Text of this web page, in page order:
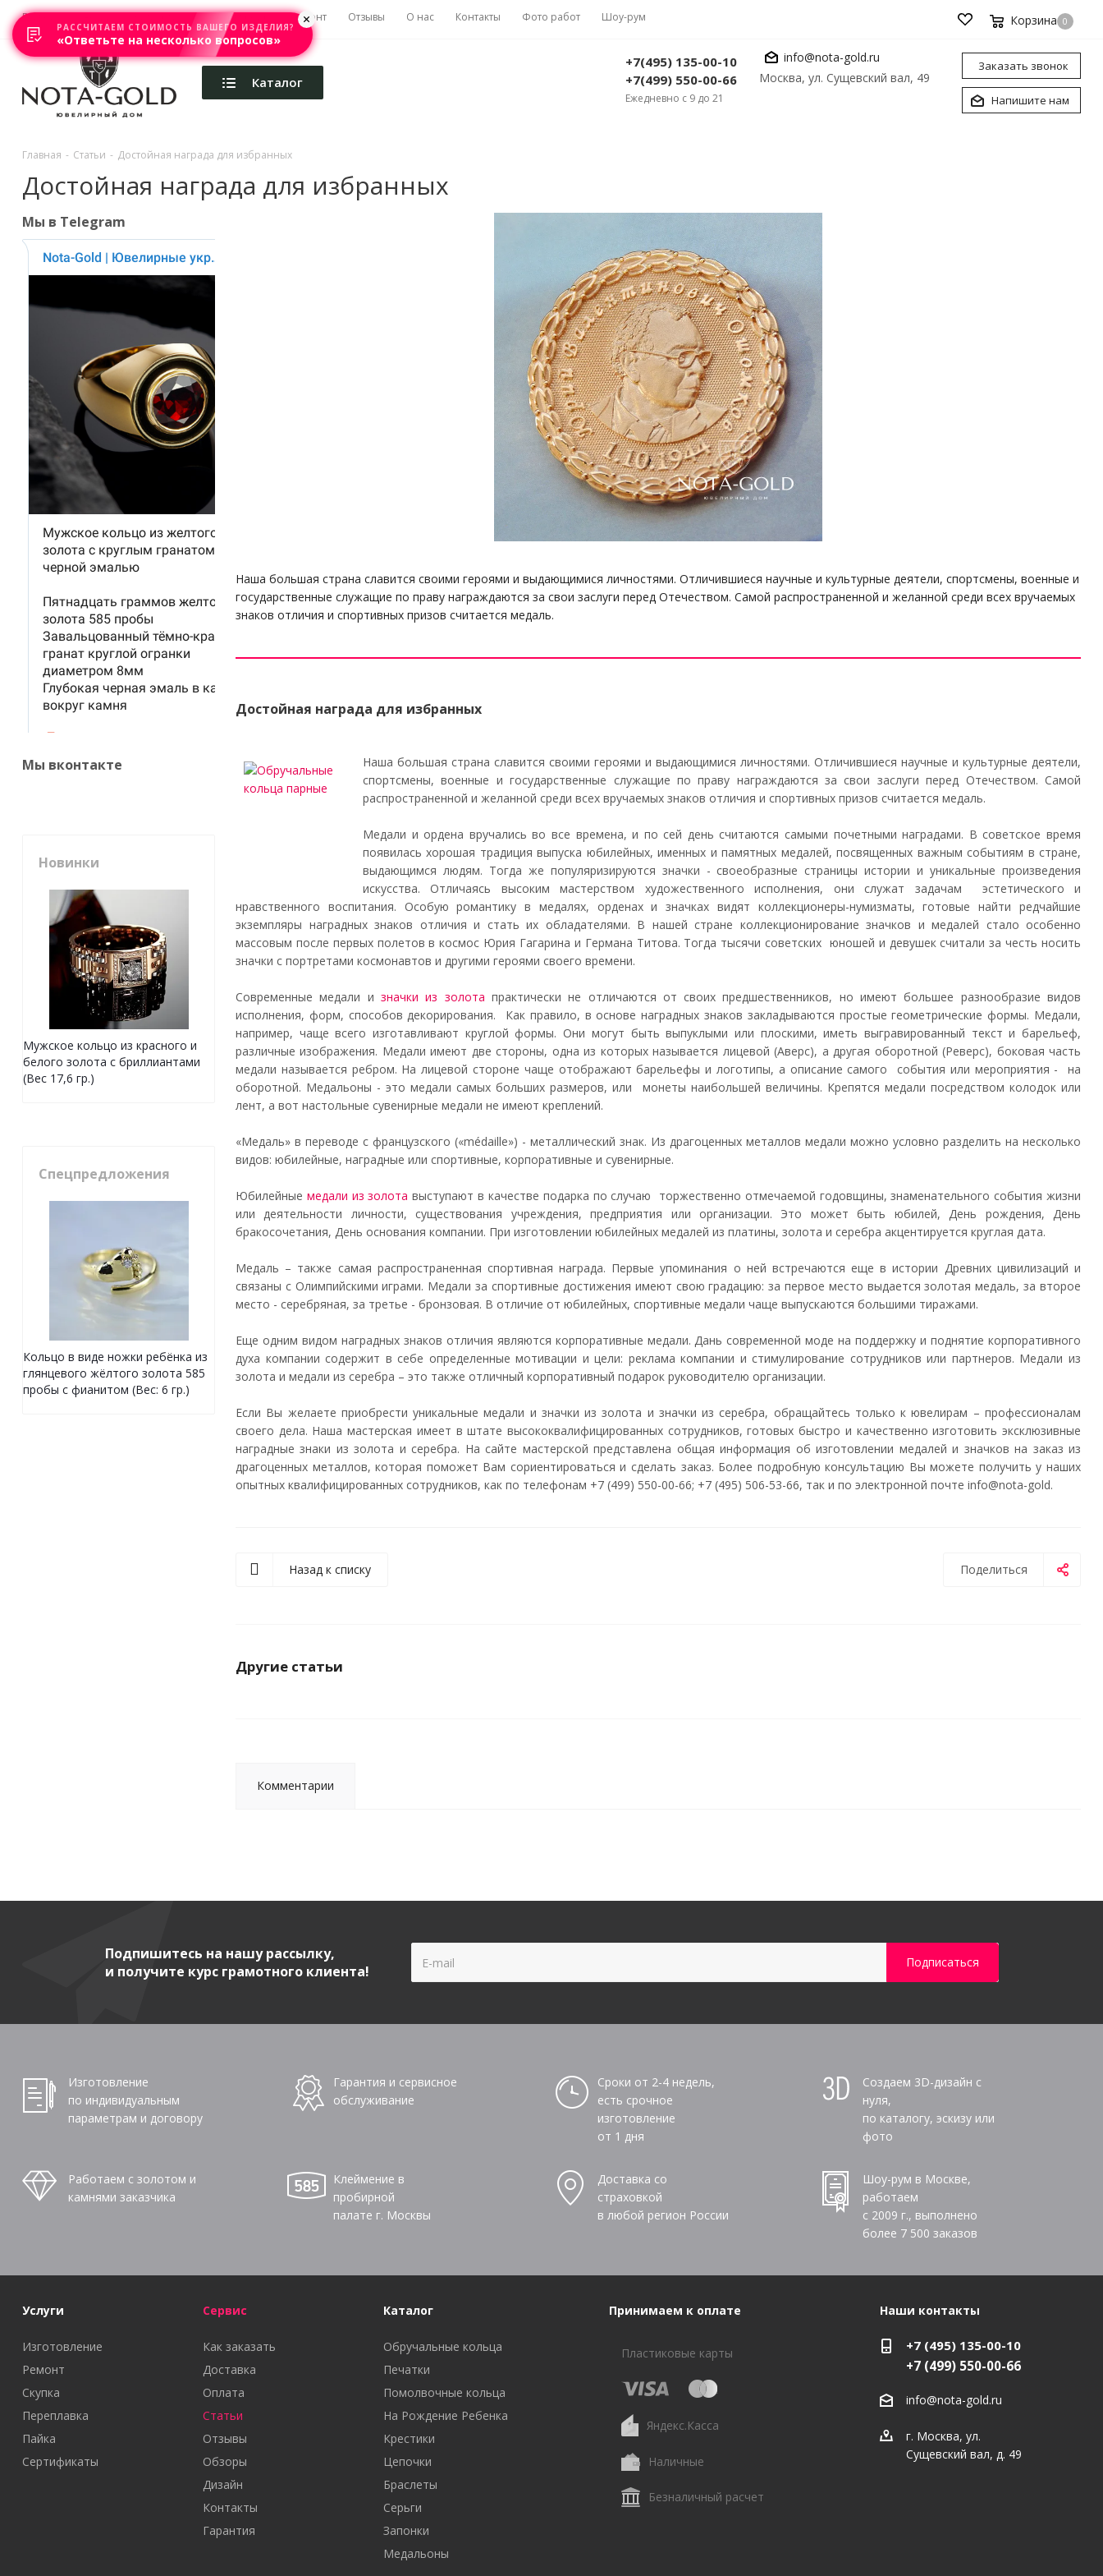
Главная Акции Каталоги Изготовление Ремонт Отзывы О нас Контакты Фото работ Шоу-рум Корзина 0
Каталог
+7(495) 135-00-10
+7(499) 550-00-66
Ежедневно с 9 до 21
info@nota-gold.ru
Москва, ул. Сущевский вал, 49
Заказать звонок
Напишите нам
Главная - Статьи - Достойная награда для избранных
Достойная награда для избранных
Наша большая страна славится своими героями и выдающимися личностями. Отличившиеся научные и культурные деятели, спортсмены, военные и
государственные служащие по праву награждаются за свои заслуги перед Отечеством. Самой распространенной и желанной среди всех вручаемых
знаков отличия и спортивных призов считается медаль.
Достойная награда для избранных
Наша большая страна славится своими героями и выдающимися личностями. Отличившиеся научные и культурные деятели,
спортсмены, военные и государственные служащие по праву награждаются за свои заслуги перед Отечеством. Самой
распространенной и желанной среди всех вручаемых знаков отличия и спортивных призов считается медаль.
Медали и ордена вручались во все времена, и по сей день считаются самыми почетными наградами. В советское время
появилась хорошая традиция выпуска юбилейных, именных и памятных медалей, посвященных важным событиям в стране,
выдающимся людям. Тогда же популяризируются значки - своеобразные страницы истории и уникальные произведения
искусства. Отличаясь высоким мастерством художественного исполнения, они служат задачам эстетического и
нравственного воспитания. Особую романтику в медалях, орденах и значках видят коллекционеры-нумизматы, готовые найти редчайшие
экземпляры наградных знаков отличия и стать их обладателями. В нашей стране коллекционирование значков и медалей стало особенно
массовым после первых полетов в космос Юрия Гагарина и Германа Титова. Тогда тысячи советских юношей и девушек считали за честь носить
значки с портретами космонавтов и другими героями своего времени.
Современные медали и значки из золота практически не отличаются от своих предшественников, но имеют большее разнообразие видов
исполнения, форм, способов декорирования. Как правило, в основе наградных знаков закладываются простые геометрические формы. Медали,
например, чаще всего изготавливают круглой формы. Они могут быть выпуклыми или плоскими, иметь выгравированный текст и барельеф,
различные изображения. Медали имеют две стороны, одна из которых называется лицевой (Аверс), а другая оборотной (Реверс), боковая часть
медали называется ребром. На лицевой стороне чаще отображают барельефы и логотипы, а описание самого события или мероприятия - на
оборотной. Медальоны - это медали самых больших размеров, или монеты наибольшей величины. Крепятся медали посредством колодок или
лент, а вот настольные сувенирные медали не имеют креплений.
«Медаль» в переводе с французского («médaille») - металлический знак. Из драгоценных металлов медали можно условно разделить на несколько
видов: юбилейные, наградные или спортивные, корпоративные и сувенирные.
Юбилейные медали из золота выступают в качестве подарка по случаю торжественно отмечаемой годовщины, знаменательного события жизни
или деятельности личности, существования учреждения, предприятия или организации. Это может быть юбилей, День рождения, День
бракосочетания, День основания компании. При изготовлении юбилейных медалей из платины, золота и серебра акцентируется круглая дата.
Медаль – также самая распространенная спортивная награда. Первые упоминания о ней встречаются еще в истории Древних цивилизаций и
связаны с Олимпийскими играми. Медали за спортивные достижения имеют свою градацию: за первое место выдается золотая медаль, за второе
место - серебряная, за третье - бронзовая. В отличие от юбилейных, спортивные медали чаще выпускаются большими тиражами.
Еще одним видом наградных знаков отличия являются корпоративные медали. Дань современной моде на поддержку и поднятие корпоративного
духа компании содержит в себе определенные мотивации и цели: реклама компании и стимулирование сотрудников или партнеров. Медали из
золота и медали из серебра – это также отличный корпоративный подарок руководителю организации.
Если Вы желаете приобрести уникальные медали и значки из золота и значки из серебра, обращайтесь только к ювелирам – профессионалам
своего дела. Наша мастерская имеет в штате высококвалифицированных сотрудников, готовых быстро и качественно изготовить эксклюзивные
наградные знаки из золота и серебра. На сайте мастерской представлена общая информация об изготовлении медалей и значков на заказ из
драгоценных металлов, которая поможет Вам сориентироваться и сделать заказ. Более подробную консультацию Вы можете получить у наших
опытных квалифицированных сотрудников, как по телефонам +7 (499) 550-00-66; +7 (495) 506-53-66, так и по электронной почте info@nota-gold.
Поделиться
Назад к списку
Другие статьи
Комментарии
Мы в Telegram
Мы вконтакте
Новинки
Мужское кольцо из красного и
белого золота с бриллиантами
(Вес 17,6 гр.)
Спецпредложения
Кольцо в виде ножки ребёнка из
глянцевого жёлтого золота 585
пробы с фианитом (Вес: 6 гр.)
Подпишитесь на нашу рассылку,
и получите курс грамотного клиента!
Изготовление
по индивидуальным
параметрам и договору
Гарантия и сервисное
обслуживание
Сроки от 2-4 недель,
есть срочное
изготовление
от 1 дня
Создаем 3D-дизайн с
нуля,
по каталогу, эскизу или
фото
Работаем с золотом и
камнями заказчика
Клеймение в
пробирной
палате г. Москвы
Доставка со
страховкой
в любой регион России
Шоу-рум в Москве,
работаем
с 2009 г., выполнено
более 7 500 заказов
Услуги
Изготовление
Ремонт
Скупка
Переплавка
Пайка
Сертификаты
Сервис
Как заказать
Доставка
Оплата
Статьи
Отзывы
Обзоры
Дизайн
Контакты
Гарантия
Каталог
Обручальные кольца
Печатки
Помолвочные кольца
На Рождение Ребенка
Крестики
Цепочки
Браслеты
Серьги
Запонки
Медальоны
Принимаем к оплате
Пластиковые карты
Яндекс.Касса
Наличные
Безналичный расчет
Наши контакты
+7 (495) 135-00-10
+7 (499) 550-00-66
info@nota-gold.ru
г. Москва, ул.
Сущевский вал, д. 49
РАССЧИТАЕМ СТОИМОСТЬ ВАШЕГО ИЗДЕЛИЯ?
«Ответьте на несколько вопросов»